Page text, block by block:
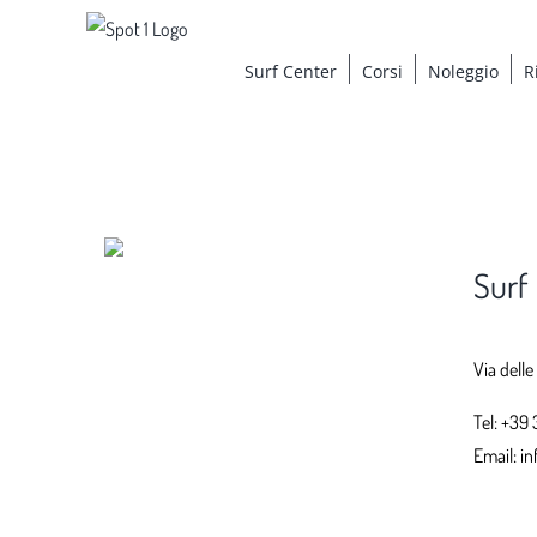
Surf Center Corsi Noleggio
Surf
Via
Tel:+39
Email: